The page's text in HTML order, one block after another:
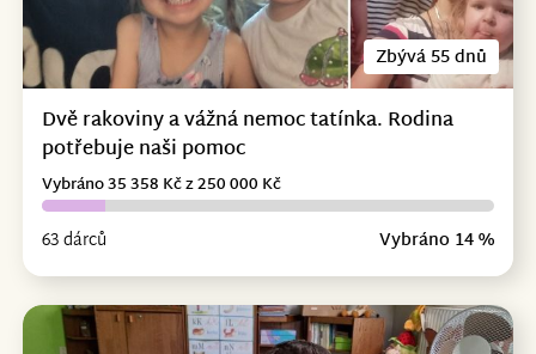
Zbývá 55 dnů
Dvě rakoviny a vážná nemoc tatínka. Rodina
potřebuje naši pomoc
63 dárců Vybráno 14 %
Vybráno 35 358 Kč z 250 000 Kč